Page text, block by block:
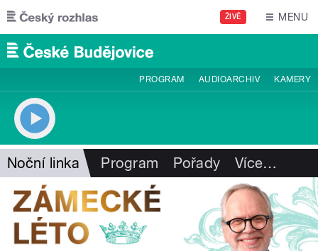
Přejít k hlavnímu obsahu
ŽIVĚ MENU
PROGRAM AUDIOARCHIV KAMERY
Noční linka Program Pořady Více…